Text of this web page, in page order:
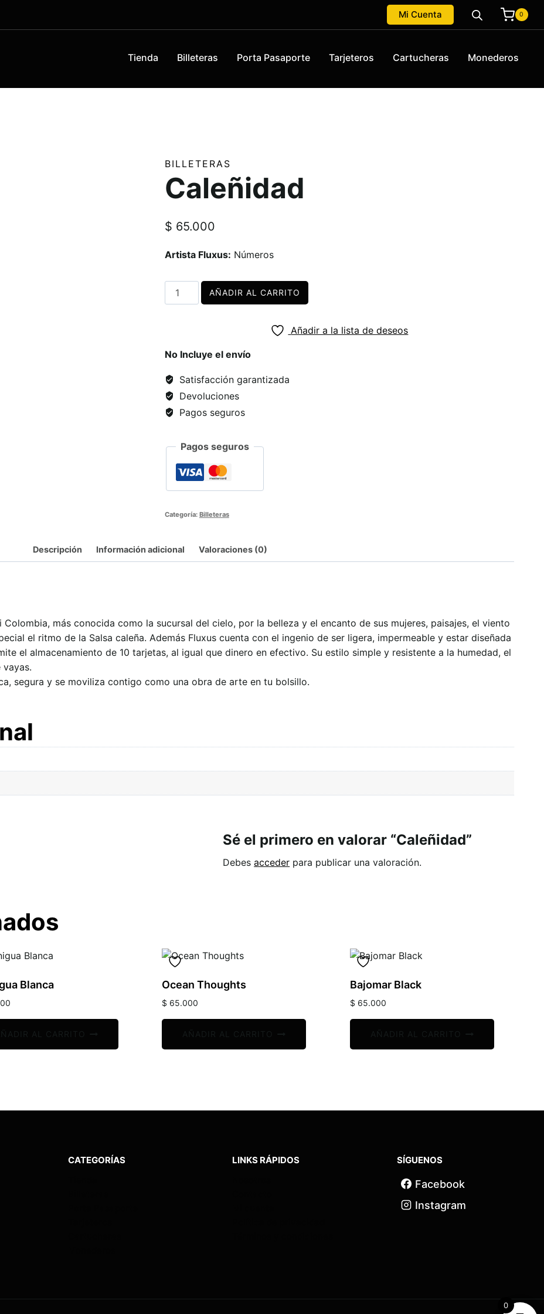
Mi Cuenta 0
Tienda Billeteras Porta Pasaporte Tarjeteros Cartucheras Monederos
BILLETERAS
Caleñidad
$ 65.000
Artista Fluxus: Números
Caleñidad
cantidad
AÑADIR AL CARRITO
Añadir a la lista de deseos
No Incluye el envío
Satisfacción garantizada
Devoluciones
Pagos seguros
Pagos seguros
Categoría: Billeteras
Descripción Información adicional Valoraciones (0)
más conocida como la sucursal del cielo, por la belleza y el encanto de sus mujeres, paisajes, el viento
el ritmo de la Salsa caleña. Además Fluxus cuenta con el ingenio de ser ligera, impermeable y estar diseñada
el almacenamiento de 10 tarjetas, al igual que dinero en efectivo. Su estilo simple y resistente a la humedad, el
segura y se moviliza contigo como una obra de arte en tu bolsillo.
Sé el primero en valorar “Caleñidad”
Debesacceder para publicar una valoración.
Blanca
AL CARRITO
Ocean Thoughts
$ 65.000
AÑADIR AL CARRITO
Bajomar Black
$ 65.000
AÑADIR AL CARRITO
CATEGORÍAS
LINKS RÁPIDOS
SÍGUENOS
Facebook
Instagram
0